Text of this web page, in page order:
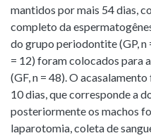
mantidos por mais 54 dias,
completo da
do grupo periodontite (GP, n
= 12) foram colocados para
(GF, n = 48). O
10 dias, que corresponde a
posteriormente os machos
laparotomia, coleta de